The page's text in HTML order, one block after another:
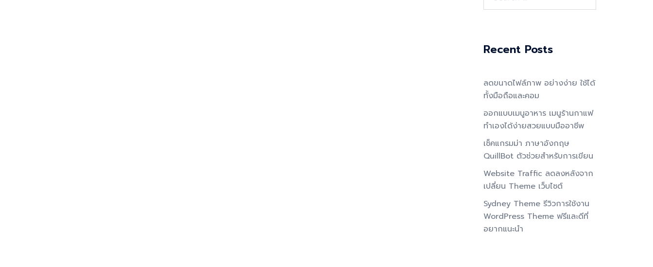
for:
Recent Posts
ลดขนาดไฟล์ภาพ อย่างง่าย ใช้ได้
ทั้งมือถือและคอม
ออกแบบเมนูอาหาร เมนูร้านกาแฟ
ทำเองได้ง่ายสวยแบบมืออาชีพ
เช็คแกรมม่า ภาษาอังกฤษ
QuillBot ตัวช่วยสำหรับการเขียน
Website Traffic ลดลงหลังจาก
เปลี่ยน Theme เว็บไซต์
Sydney Theme รีวิวการใช้งาน
WordPress Theme ฟรีและดีที่
อยากแนะนำ